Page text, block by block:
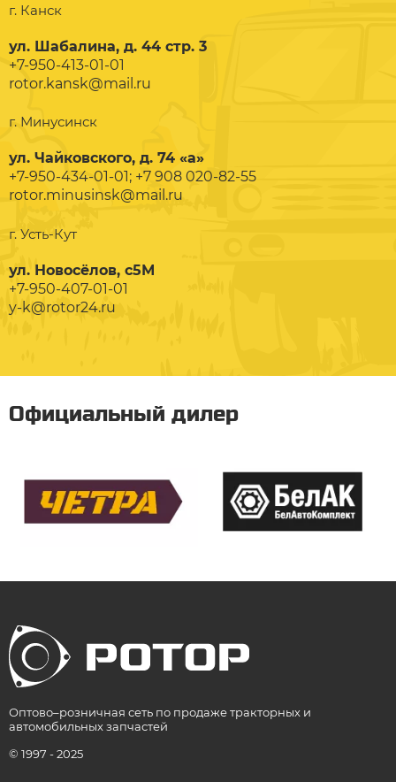
г. Канск
ул. Шабалина, д. 44 стр. 3
+7-950-413-01-01
rotor.kansk@mail.ru
г. Минусинск
ул. Чайковского, д. 74 «а»
+7-950-434-01-01; +7 908 020-82-55
rotor.minusinsk@mail.ru
г. Усть-Кут
ул. Новосёлов, с5М
+7-950-407-01-01
y-k@rotor24.ru
Официальный дилер
Оптово–розничная сеть по продаже тракторных и
автомобильных запчастей
© 1997 - 2025